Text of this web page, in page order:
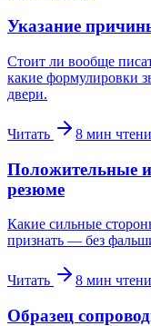
Указание
Стоит ли вообще
какие формулировки
двери.
Читать 8 мин
Положительные и
резюме
Какие сильные
признать — без
Читать 8 мин
Образец